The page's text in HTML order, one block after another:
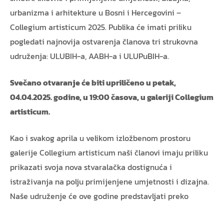
urbanizma i arhitekture u Bosni i Hercegovini –
Collegium artisticum 2025. Publika će imati priliku
pogledati najnovija ostvarenja članova tri strukovna
udruženja: ULUBIH-a, AABH-a i ULUPuBIH-a.
Svečano otvaranje će biti upriličeno u petak,
04.04.2025. godine, u 19:00 časova, u galeriji Collegium
artisticum.
Kao i svakog aprila u velikom izložbenom prostoru
galerije Collegium artisticum naši članovi imaju priliku
prikazati svoja nova stvaralačka dostignuća i
istraživanja na polju primijenjene umjetnosti i dizajna.
Naše udruženje će ove godine predstavljati preko